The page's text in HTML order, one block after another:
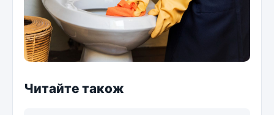
Читайте також